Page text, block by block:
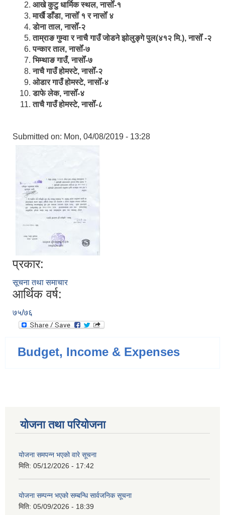
आखे कुटु धार्मिक स्थल, नासोँ-१
मार्खै डाँडा, नासोँ १ र नासोँ ४
डाेना ताल, नासोँ-२
ताम्राङ गुम्वा र नाचै गाउँ जोडने झोलुङ्गे पुल(४१२ मि.), नासोँ -२
पन्कार ताल, नासोँ-७
भिम्थाङ गाउँ, नासोँ-७
नाचै गाउँ होमस्टे, नासोँ-२
ओ‍‍‌डार गाउँ होमस्टे, नासोँ-४
डाफे लेक, नासोँ-४
ताचै गाउँ होमस्टे, नासोँ-८
Submitted on: Mon, 04/08/2019 - 13:28
प्रकार:
सूचना तथा समाचार
आर्थिक वर्ष:
७५/७६
Budget, Income & Expenses
योजना तथा परियोजना
योजना समपन्न भएको वारे सूचना
मिति: 05/12/2026 - 17:42
योजना सम्पन्न भएको सम्बन्धि सार्वजनिक सूचना
मिति: 05/09/2026 - 18:39